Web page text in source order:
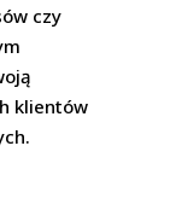
czy
klientów